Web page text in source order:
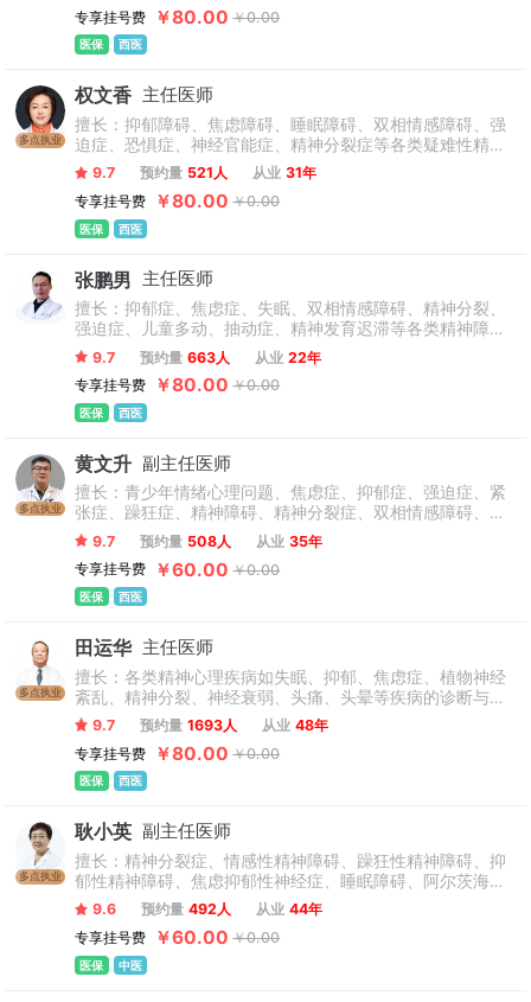
专享挂号费
￥80.00 ￥0.00
医保 西医
多点执业
权文香 主任医师
擅长：抑郁障碍、焦虑障碍、睡眠障碍、双相情感障碍、强
迫症、恐惧症、神经官能症、精神分裂症等各类疑难性精神
心理疾病，尤其擅长结合中西医的优势，采用个性化分型诊
疗。
9.7 预约量 521人 从业 31年
专享挂号费
￥80.00 ￥0.00
医保 西医
张鹏男 主任医师
擅长：抑郁症、焦虑症、失眠、双相情感障碍、精神分裂、
强迫症、儿童多动、抽动症、精神发育迟滞等各类精神障
碍、心理障碍、情绪障碍、恐惧症、躯体化障碍、认知功能
障碍、惊恐发作、应激相关障碍、疑病症、癫痫性精神障
碍、精神活性物质所致的精神障碍，非自杀性自伤行为等。
9.7 预约量 663人 从业 22年
专享挂号费
￥80.00 ￥0.00
医保 西医
多点执业
黄文升 副主任医师
擅长：青少年情绪心理问题、焦虑症、抑郁症、强迫症、紧
张症、躁狂症、精神障碍、精神分裂症、双相情感障碍、无
抽搐电休克治疗（MECT）等。
9.7 预约量 508人 从业 35年
专享挂号费
￥60.00 ￥0.00
医保 西医
多点执业
田运华 主任医师
擅长：各类精神心理疾病如失眠、抑郁、焦虑症、植物神经
紊乱、精神分裂、神经衰弱、头痛、头晕等疾病的诊断与治
疗，尤其擅长精神心理疾病老年精神心理疾病的治疗。
9.7 预约量 1693人 从业 48年
专享挂号费
￥80.00 ￥0.00
医保 西医
多点执业
耿小英 副主任医师
擅长：精神分裂症、情感性精神障碍、躁狂性精神障碍、抑
郁性精神障碍、焦虑抑郁性神经症、睡眠障碍、阿尔茨海默
病、高血压、糖尿病、慢性胃炎等。
9.6 预约量 492人 从业 44年
专享挂号费
￥60.00 ￥0.00
医保 中医